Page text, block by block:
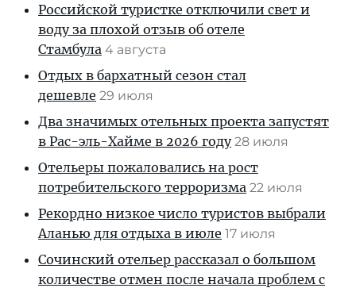
Российской туристке отключили свет и
воду за плохой отзыв об отеле
Стамбула 4 августа
Отдых в бархатный сезон стал
дешевле 29 июля
Два значимых отельных проекта запустят
в Рас-эль-Хайме в 2026 году 28 июля
Отельеры пожаловались на рост
потребительского терроризма 22 июля
Рекордно низкое число туристов выбрали
Аланью для отдыха в июле 17 июля
Сочинский отельер рассказал о большом
количестве отмен после начала проблем с